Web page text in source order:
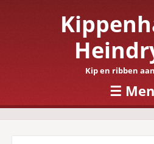
Kip en ribben
☰
Skip to content